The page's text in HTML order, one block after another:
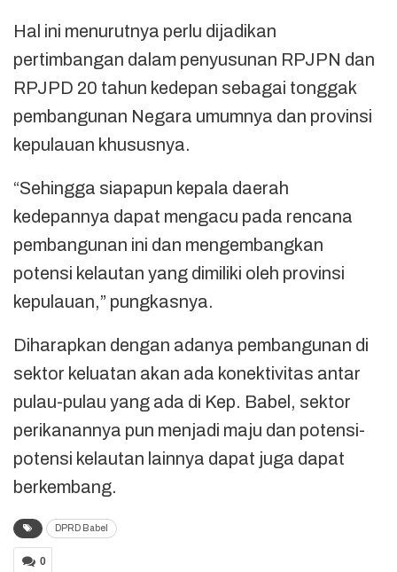
Hal ini menurutnya perlu dijadikan
pertimbangan dalam penyusunan RPJPN dan
RPJPD 20 tahun kedepan sebagai tonggak
pembangunan Negara umumnya dan provinsi
kepulauan khususnya.
“Sehingga siapapun kepala daerah
kedepannya dapat mengacu pada rencana
pembangunan ini dan mengembangkan
potensi kelautan yang dimiliki oleh provinsi
kepulauan,” pungkasnya.
Diharapkan dengan adanya pembangunan di
sektor keluatan akan ada konektivitas antar
pulau-pulau yang ada di Kep. Babel, sektor
perikanannya pun menjadi maju dan potensi-
potensi kelautan lainnya dapat juga dapat
berkembang.
DPRD Babel
0